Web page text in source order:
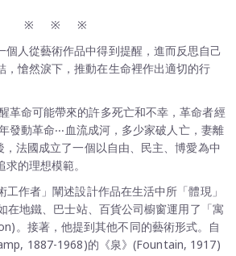
※ ※ ※
個人從藝術作品中得到提醒，進而反思自己
，愴然淚下，推動在生命裡作出適切的行
革命可能帶來的許多死亡和不幸，革命者經
發動革命‧‧‧血流成河，多少家破人亡，妻離
，法國成立了一個以自由、民主、博愛為中
的理想模範。
作者」闡述設計作品在生活中所「體現」
在地鐵、巴士站、百貨公司櫥窗運用了「寓
。接著，他提到其他不同的藝術形式。自
1887-1968)的《泉》(Fountain, 1917)